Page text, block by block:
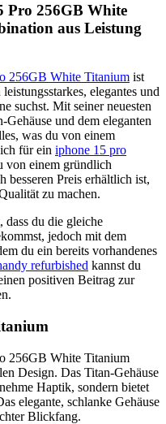
Pro 256GB White
aus Leistung
256GB White Titanium ist
elegantes und
suchst. Mit seiner neuesten
und dem eleganten
was du von einem
für ein iphone 15 pro
von einem gründlich
besseren Preis erhältlich ist,
zu machen.
dass du die gleiche
jedoch mit dem
du ein bereits vorhandenes
refurbished kannst du
positiven Beitrag zur
256GB White Titanium
Design. Das Titan-Gehäuse
Haptik, sondern bietet
elegante, schlanke Gehäuse
Blickfang.